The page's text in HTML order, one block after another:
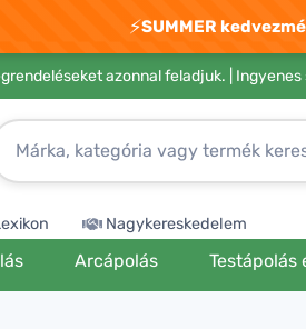
⚡SUMMER
azonnal feladjuk. | Ingyenes
Nagykereskedelem
Arcápolás Testápolás